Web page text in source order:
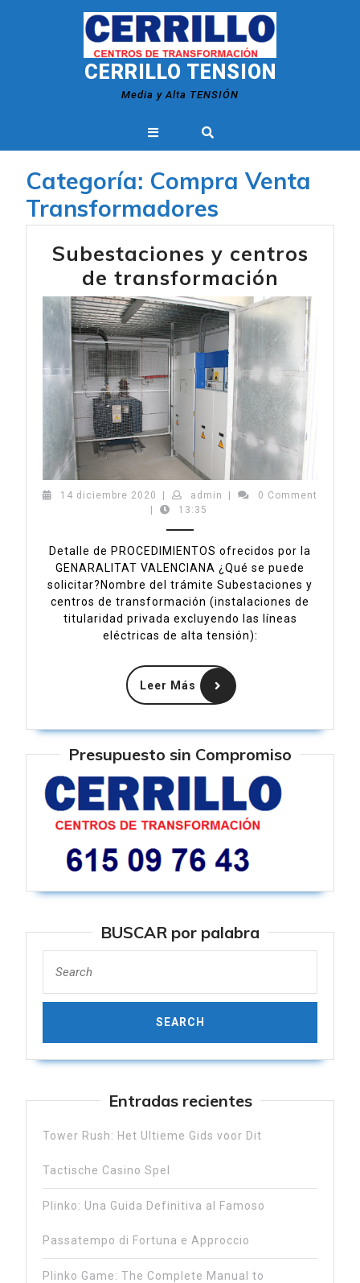
CERRILLO TENSION
Media y Alta TENSIÓN
Open
Categoría: Compra Venta
Transformadores
Subestaciones y centros
de transformación
y
centros
de
14 diciembre 2020 14
diciembre
| admin admin
|
0 Comment
|
13:35
Detalle de PROCEDIMIENTOS ofrecidos por la
GENARALITAT VALENCIANA ¿Qué se puede
solicitar?Nombre del trámite Subestaciones y
centros de transformación (instalaciones de
titularidad privada excluyendo las líneas
eléctricas de alta tensión):
Leer Más
Leer
Más
Presupuesto sin Compromiso
BUSCAR por palabra
for:
Entradas recientes
Tower Rush: Het Ultieme Gids voor Dit
Tactische Casino Spel
Plinko: Una Guida Definitiva al Famoso
Passatempo di Fortuna e Approccio
Plinko Game: The Complete Manual to